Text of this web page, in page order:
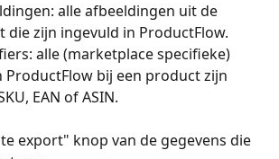
alle afbeeldingen uit de
die zijn ingevuld in ProductFlow.
alle (marketplace specifieke)
ProductFlow bij een product zijn
EAN of ASIN.
export" knop van de gegevens die